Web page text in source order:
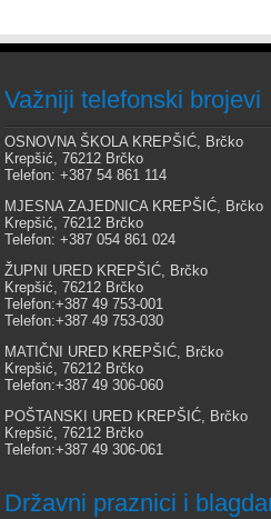
Važniji telefonski brojevi
OSNOVNA ŠKOLA KREPŠIĆ, Brčko
Krepšić, 76212 Brčko
Telefon: +387 54 861 114
MJESNA ZAJEDNICA KREPŠIĆ, Brčko
Krepšić, 76212 Brčko
Telefon: +387 054 861 024
ŽUPNI URED KREPŠIĆ, Brčko
Krepšić, 76212 Brčko
Telefon:+387 49 753-001
Telefon:+387 49 753-030
MATIČNI URED KREPŠIĆ, Brčko
Krepšić, 76212 Brčko
Telefon:+387 49 306-060
POŠTANSKI URED KREPŠIĆ, Brčko
Krepšić, 76212 Brčko
Telefon:+387 49 306-061
Državni praznici i